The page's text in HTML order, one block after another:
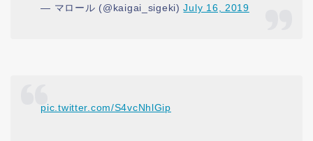
— マロール (@kaigai_sigeki)July 16, 2019
pic.twitter.com/S4vcNhlGip